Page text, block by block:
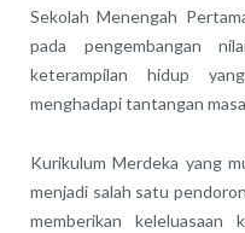
Sekolah Menengah
pada pengembangan
keterampilan hidup
menghadapi tantangan
Kurikulum Merdeka yang
menjadi salah satu
memberikan